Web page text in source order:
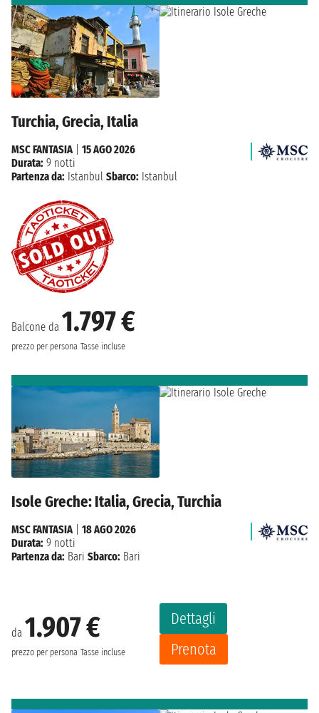
Turchia, Grecia, Italia
Balcone da 1.797 €
prezzo per persona Tasse incluse
MSC FANTASIA| 15 AGO 2026
Durata: 9 notti
Partenza da: Istanbul Sbarco: Istanbul
Isole Greche: Italia, Grecia, Turchia
da 1.907 €
prezzo per persona Tasse incluse
Dettagli
Prenota
MSC FANTASIA| 18 AGO 2026
Durata: 9 notti
Partenza da: Bari Sbarco: Bari